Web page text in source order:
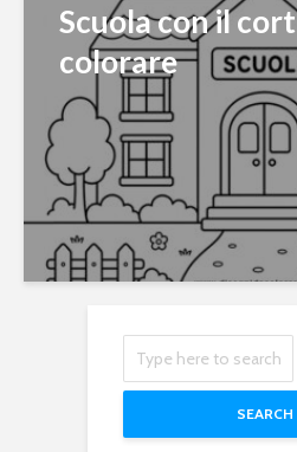
Scuola con il
colorare
SEARCH